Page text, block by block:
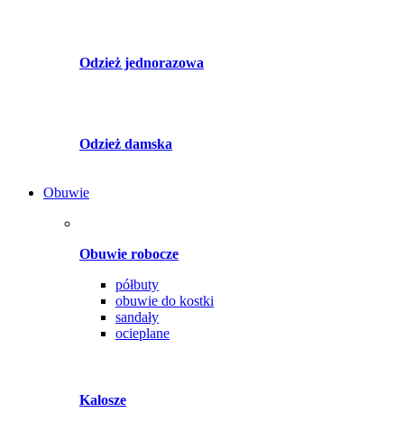
Odzież jednorazowa
Odzież damska
Obuwie
Obuwie robocze
półbuty
obuwie do kostki
sandały
ocieplane
Kalosze